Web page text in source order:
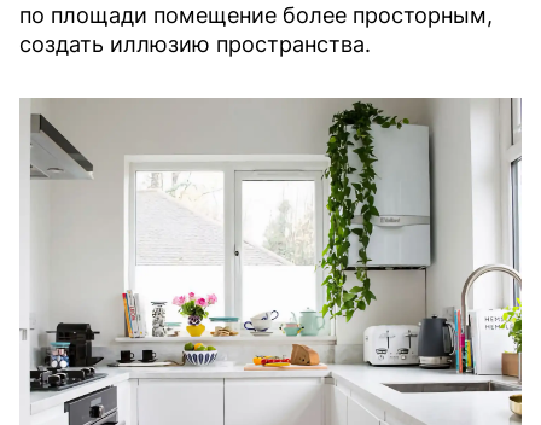
по площади помещение более просторным,
создать иллюзию пространства.